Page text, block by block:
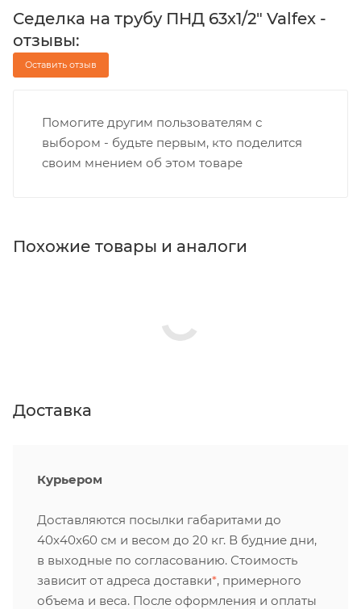
Седелка на трубу ПНД 63х1/2" Valfex -
отзывы:
Оставить отзыв
Помогите другим пользователям с
выбором - будьте первым, кто поделится
своим мнением об этом товаре
Похожие товары и аналоги
Доставка
Курьером
Доставляются посылки габаритами до
40х40х60 см и весом до 20 кг. В будние дни,
в выходные по согласованию. Стоимость
зависит от адреса доставки*, примерного
объема и веса. После оформления и оплаты